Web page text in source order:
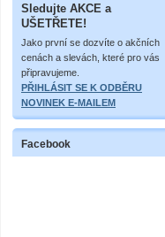
Sledujte AKCE a
UŠETŘETE!
Jako první se dozvíte o akčních
cenách a slevách, které pro vás
připravujeme.
PŘIHLÁSIT SE K ODBĚRU
NOVINEK E-MAILEM
Facebook